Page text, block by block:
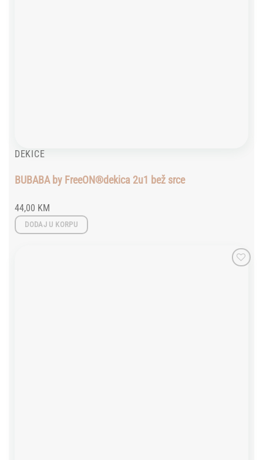
DEKICE
BUBABA by FreeON®dekica 2u1 bež srce
44,00 KM
DODAJ U KORPU